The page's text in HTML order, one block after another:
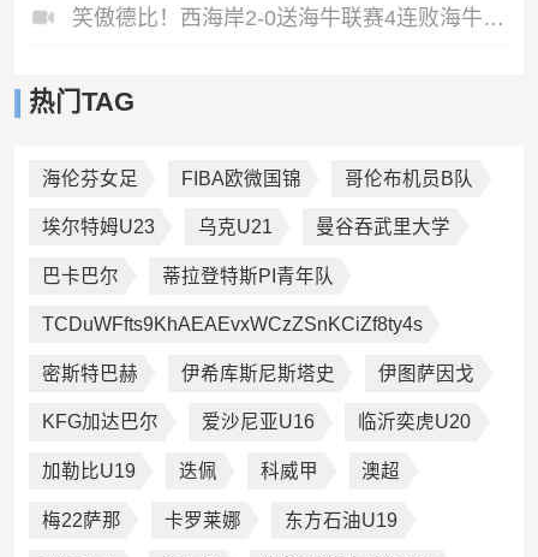
笑傲德比！西海岸2-0送海牛联赛4连败海牛仍垫底西海岸升至第二
热门TAG
海伦芬女足 FIBA欧微国锦 哥伦布机员B队
埃尔特姆U23 乌克U21 曼谷吞武里大学
巴卡巴尔 蒂拉登特斯PI青年队
TCDuWFfts9KhAEAEvxWCzZSnKCiZf8ty4s
密斯特巴赫 伊希库斯尼斯塔史 伊图萨因戈
KFG加达巴尔 爱沙尼亚U16 临沂奕虎U20
加勒比U19 迭佩 科威甲 澳超
梅22萨那 卡罗莱娜 东方石油U19